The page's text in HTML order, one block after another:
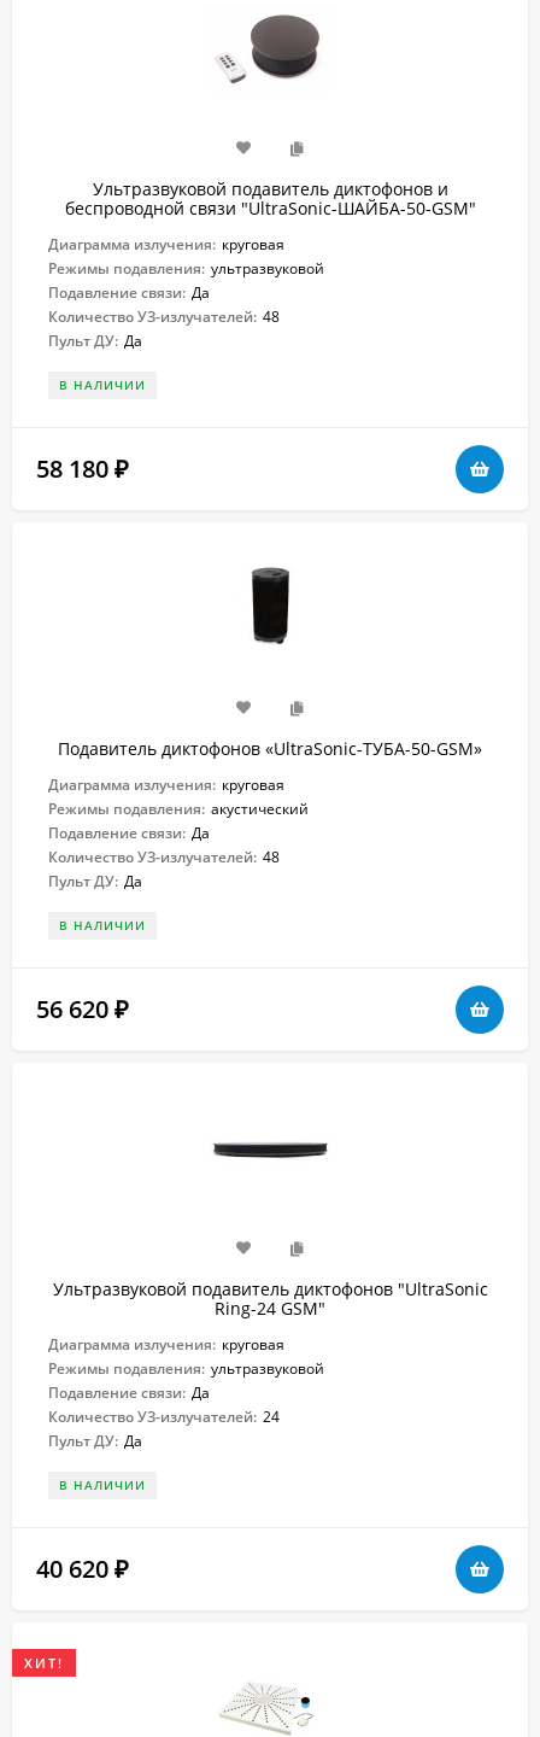
Ультразвуковой подавитель диктофонов и
беспроводной связи "UltraSonic-ШАЙБА-50-GSM"
Диаграмма излучения: круговая
Режимы подавления: ультразвуковой
Подавление связи: Да
Количество УЗ-излучателей: 48
Пульт ДУ: Да
В НАЛИЧИИ
58 180 ₽
Подавитель диктофонов «UltraSonic-ТУБА-50-GSM»
Диаграмма излучения: круговая
Режимы подавления: акустический
Подавление связи: Да
Количество УЗ-излучателей: 48
Пульт ДУ: Да
В НАЛИЧИИ
56 620 ₽
Ультразвуковой подавитель диктофонов "UltraSonic
Ring-24 GSM"
Диаграмма излучения: круговая
Режимы подавления: ультразвуковой
Подавление связи: Да
Количество УЗ-излучателей: 24
Пульт ДУ: Да
В НАЛИЧИИ
40 620 ₽
ХИТ!